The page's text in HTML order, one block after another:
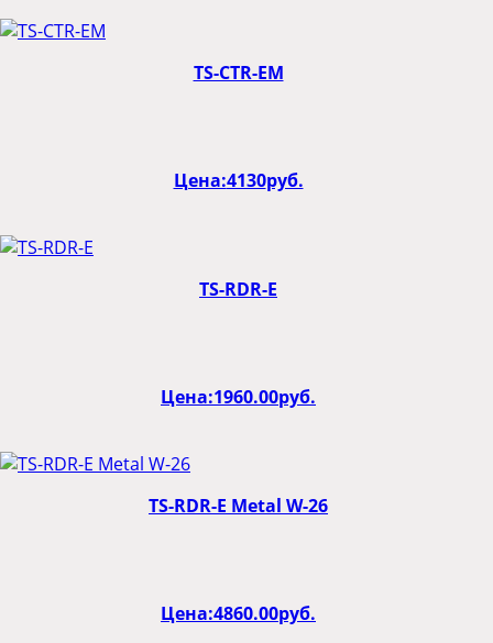
TS-CTR-EM
Цена:4130руб.
TS-RDR-E
Цена:1960.00руб.
TS-RDR-E Metal W-26
Цена:4860.00руб.